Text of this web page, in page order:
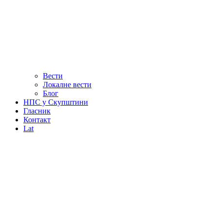
Вести
Локалне вести
Блог
НПС у Скупштини
Гласник
Контакт
Lat